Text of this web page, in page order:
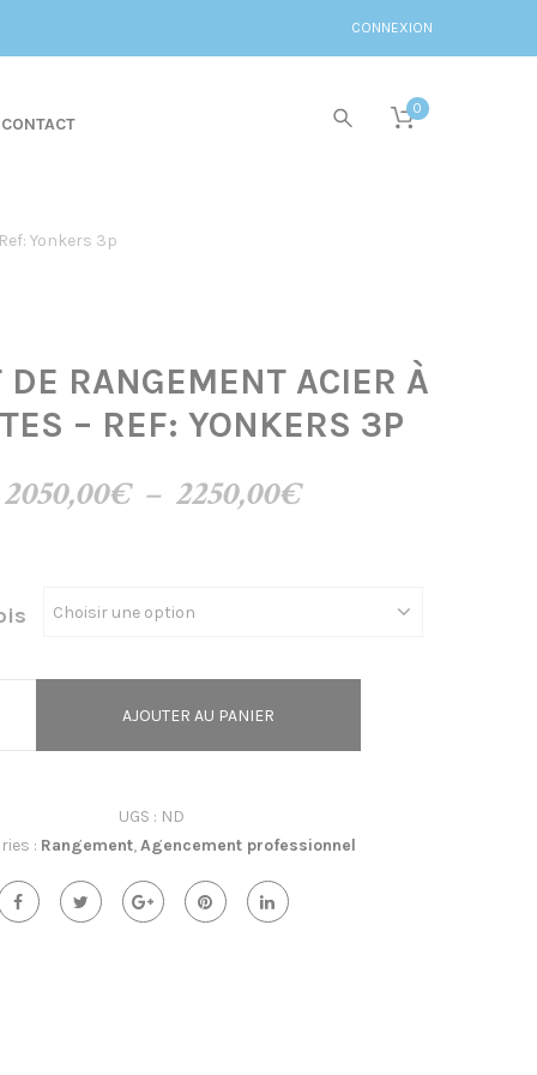
CONNEXION
CONTACT
0
Yonkers 3p
DE RANGEMENT ACIER À
– REF: YONKERS 3P
2050,00€ – 2250,00€Plage
à
AJOUTER AU PANIER
UGS : ND
: Rangement,Agencement professionnel